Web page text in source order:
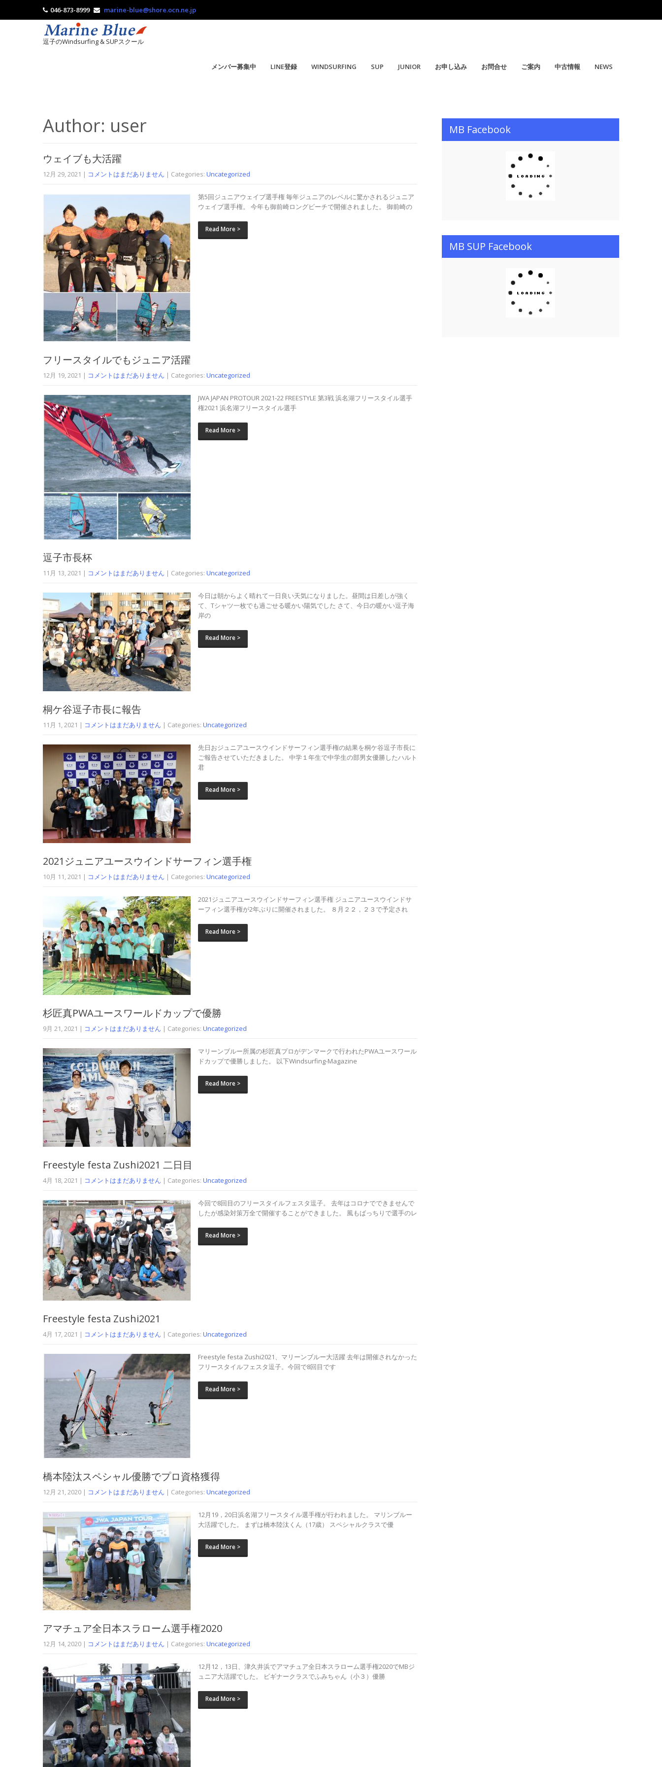
046-873-8999 marine-blue@shore.ocn.ne.jp
逗子のWindsurfing & SUPスクール
メンバー募集中 LINE登録 WINDSURFING SUP JUNIOR お申し込み お問合せ ご案内 中古情報 NEWS
Author: user
ウェイブも大活躍
12月 29, 2021 | コメントはまだありません | Categories: Uncategorized
第5回ジュニアウェイブ選手権 毎年ジュニアのレベルに驚かされるジュニア
ウェイブ選手権。 今年も御前崎ロングビーチで開催されました。 御前崎の
Read More >
フリースタイルでもジュニア活躍
12月 19, 2021 | コメントはまだありません | Categories: Uncategorized
JWA JAPAN PROTOUR 2021-22 FREESTYLE 第3戦 浜名湖フリースタイル選手
権2021 浜名湖フリースタイル選手
Read More >
逗子市長杯
11月 13, 2021 | コメントはまだありません | Categories: Uncategorized
今日は朝からよく晴れて一日良い天気になりました。昼間は日差しが強く
て、Tシャツ一枚でも過ごせる暖かい陽気でした さて、今日の暖かい逗子海
岸の
Read More >
桐ケ谷逗子市長に報告
11月 1, 2021 | コメントはまだありません | Categories: Uncategorized
先日おジュニアユースウインドサーフィン選手権の結果を桐ケ谷逗子市長に
ご報告させていただきました。 中学１年生で中学生の部男女優勝したハルト
君
Read More >
2021ジュニアユースウインドサーフィン選手権
10月 11, 2021 | コメントはまだありません | Categories: Uncategorized
2021ジュニアユースウインドサーフィン選手権 ジュニアユースウインドサ
ーフィン選手権が2年ぶりに開催されました。 ８月２２，２３で予定され
Read More >
杉匠真PWAユースワールドカップで優勝
9月 21, 2021 | コメントはまだありません | Categories: Uncategorized
マリーンブルー所属の杉匠真プロがデンマークで行われたPWAユースワール
ドカップで優勝しました。 以下Windsurfing-Magazine
Read More >
Freestyle festa Zushi2021 二日目
4月 18, 2021 | コメントはまだありません | Categories: Uncategorized
今回で8回目のフリースタイルフェスタ逗子。 去年はコロナでできませんで
したが感染対策万全で開催することができました。 風もばっちりで選手のレ
Read More >
Freestyle festa Zushi2021
4月 17, 2021 | コメントはまだありません | Categories: Uncategorized
Freestyle festa Zushi2021、マリーンブルー大活躍 去年は開催されなかった
フリースタイルフェスタ逗子。今回で8回目です
Read More >
橋本陸汰スペシャル優勝でプロ資格獲得
12月 21, 2020 | コメントはまだありません | Categories: Uncategorized
12月19，20日浜名湖フリースタイル選手権が行われました。 マリンブルー
大活躍でした。 まずは橋本陸汰くん（17歳） スペシャルクラスで優
Read More >
アマチュア全日本スラローム選手権2020
12月 14, 2020 | コメントはまだありません | Categories: Uncategorized
12月12，13日、津久井浜でアマチュア全日本スラローム選手権2020でMBジ
ュニア大活躍でした。 ビギナークラスでふみちゃん（小３）優勝
Read More >
MB Facebook
MB SUP Facebook